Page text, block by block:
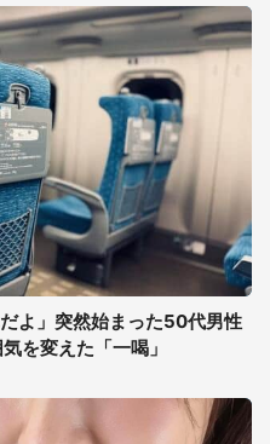
よ」突然始まった50代男性
を変えた「一喝」